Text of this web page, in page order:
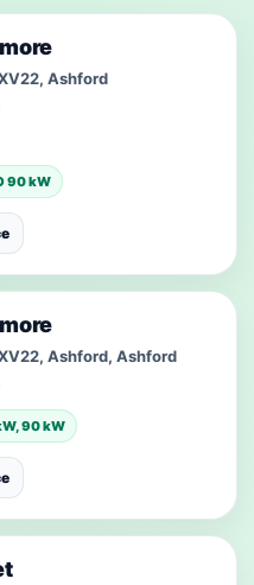
Ashford
90 kW
Ashford, Ashford
90 kW